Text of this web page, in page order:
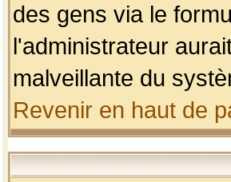
des gens via le
l'administrateur
malveillante du
Revenir en haut de